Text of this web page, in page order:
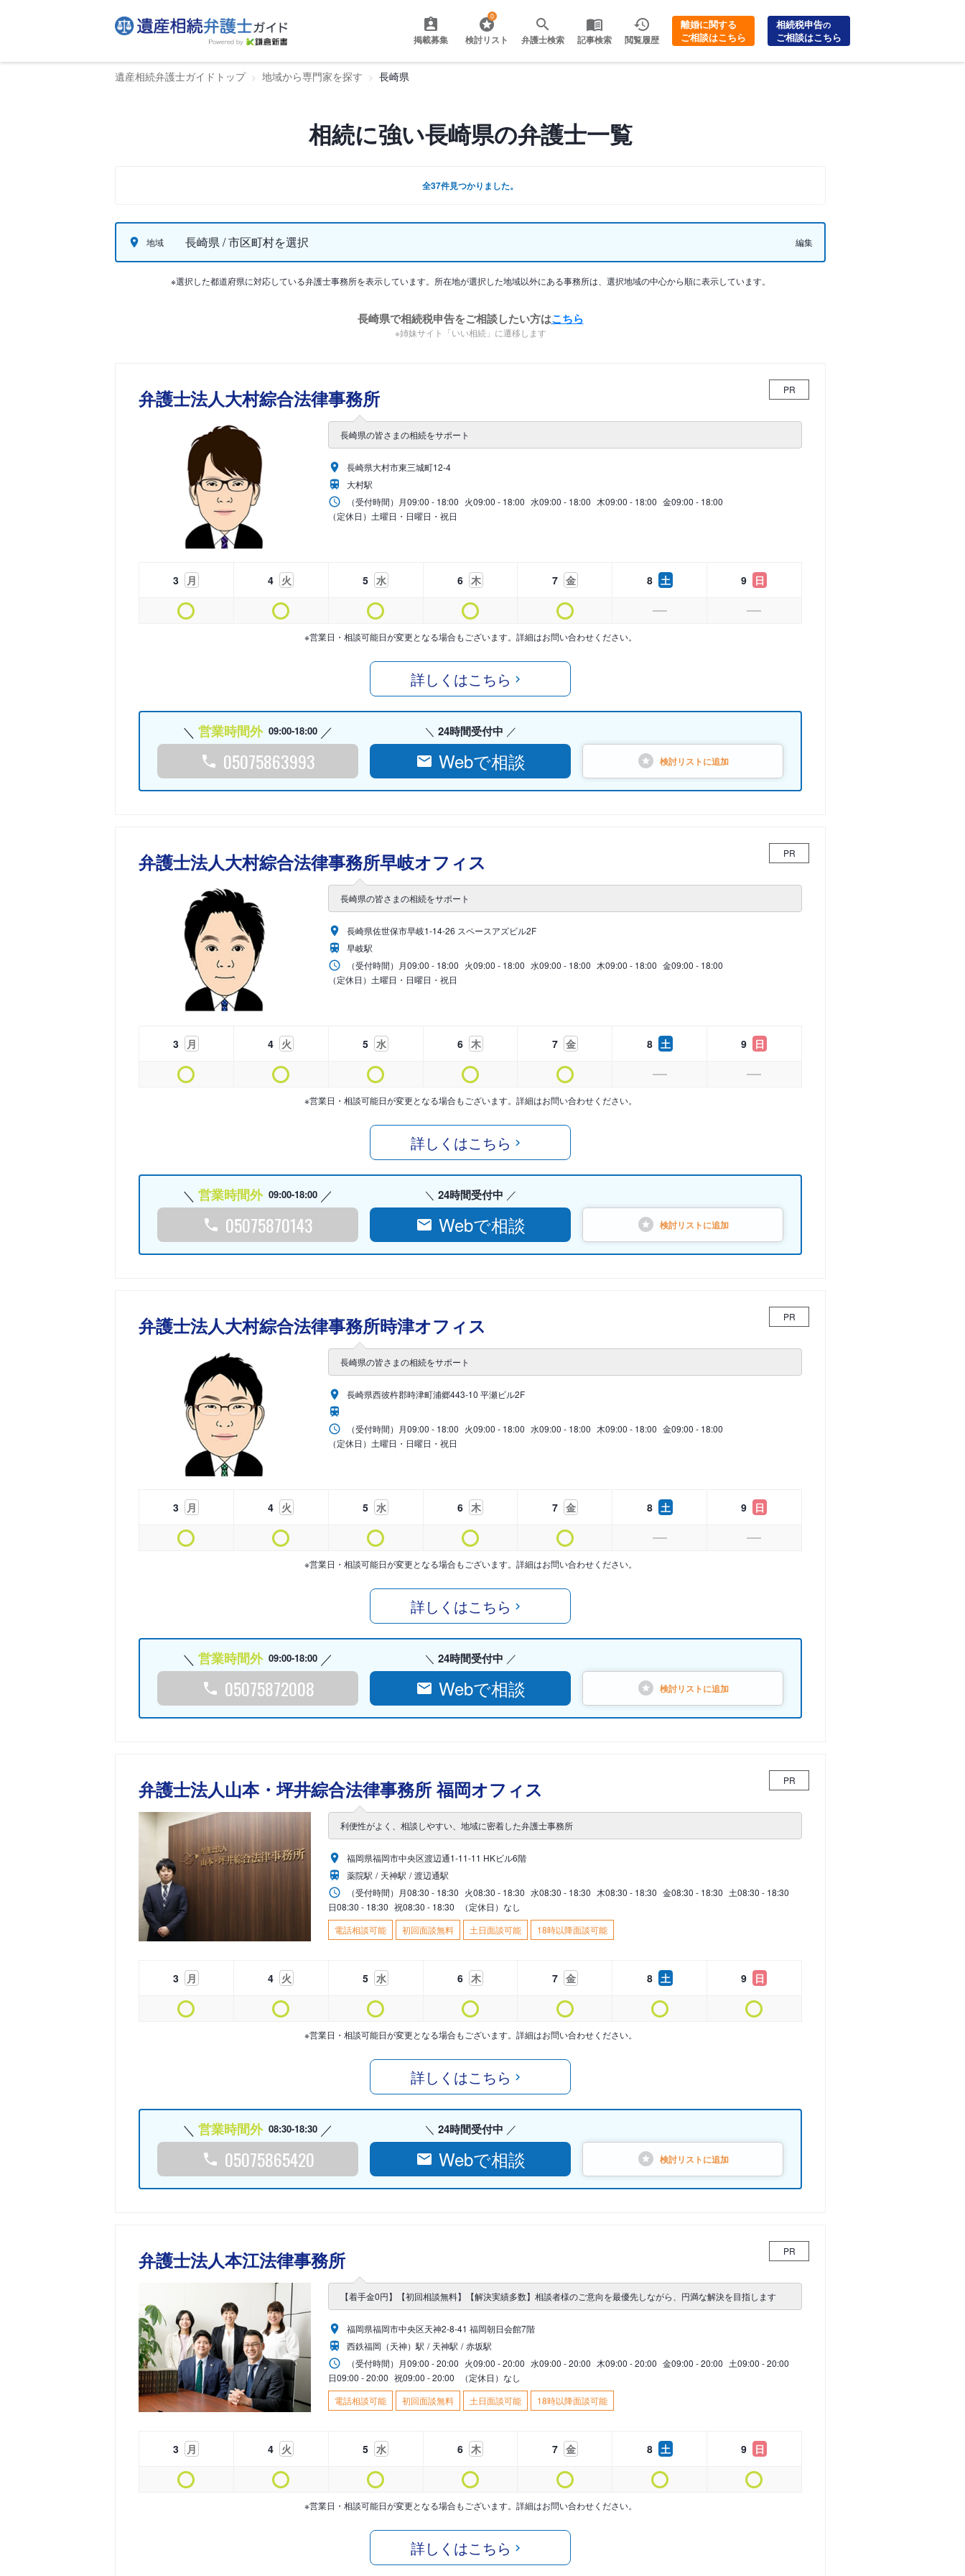
掲載募集
0
検討リスト 弁護士検索 記事検索 閲覧履歴
離婚に関する
ご相談はこちら
相続税申告の
ご相談はこちら
遺産相続弁護士ガイドトップ 地域から専門家を探す 長崎県
相続に強い長崎県の弁護士一覧
全37件見つかりました。
地域 長崎県 / 市区町村を選択 編集
※選択した都道府県に対応している弁護士事務所を表示しています。所在地が選択した地域以外にある事務所は、選択地域の中心から順に表示しています。
長崎県で相続税申告をご相談したい方はこちら
※姉妹サイト「いい相続」に遷移します
弁護士法人大村綜合法律事務所 PR
長崎県の皆さまの相続をサポート
長崎県大村市東三城町12-4
大村駅
（受付時間） 月09:00 - 18:00 火09:00 - 18:00 水09:00 - 18:00 木09:00 - 18:00 金09:00 - 18:00
（定休日）土曜日・日曜日・祝日
3 月 4 火 5 水 6 木 7 金 8 土 9 日
※営業日・相談可能日が変更となる場合もございます。詳細はお問い合わせください。
詳しくはこちら
営業時間外 09:00-18:00
05075863993
24時間受付中
Webで相談 検討リストに追加
弁護士法人大村綜合法律事務所早岐オフィス PR
長崎県の皆さまの相続をサポート
長崎県佐世保市早岐1-14-26 スペースアズビル2F
早岐駅
（受付時間） 月09:00 - 18:00 火09:00 - 18:00 水09:00 - 18:00 木09:00 - 18:00 金09:00 - 18:00
（定休日）土曜日・日曜日・祝日
3 月 4 火 5 水 6 木 7 金 8 土 9 日
※営業日・相談可能日が変更となる場合もございます。詳細はお問い合わせください。
詳しくはこちら
営業時間外 09:00-18:00
05075870143
24時間受付中
Webで相談 検討リストに追加
弁護士法人大村綜合法律事務所時津オフィス PR
長崎県の皆さまの相続をサポート
長崎県西彼杵郡時津町浦郷443-10 平瀬ビル2F
（受付時間） 月09:00 - 18:00 火09:00 - 18:00 水09:00 - 18:00 木09:00 - 18:00 金09:00 - 18:00
（定休日）土曜日・日曜日・祝日
3 月 4 火 5 水 6 木 7 金 8 土 9 日
※営業日・相談可能日が変更となる場合もございます。詳細はお問い合わせください。
詳しくはこちら
営業時間外 09:00-18:00
05075872008
24時間受付中
Webで相談 検討リストに追加
弁護士法人山本・坪井綜合法律事務所 福岡オフィス PR
利便性がよく、相談しやすい、地域に密着した弁護士事務所
福岡県福岡市中央区渡辺通1-11-11 HKビル6階
薬院駅
天神駅
渡辺通駅
（受付時間） 月08:30 - 18:30 火08:30 - 18:30 水08:30 - 18:30 木08:30 - 18:30 金08:30 - 18:30 土08:30 - 18:30
日08:30 - 18:30 祝08:30 - 18:30
（定休日）なし
電話相談可能
初回面談無料 土日面談可能 18時以降面談可能
3 月 4 火 5 水 6 木 7 金 8 土 9 日
※営業日・相談可能日が変更となる場合もございます。詳細はお問い合わせください。
詳しくはこちら
営業時間外 08:30-18:30
05075865420
24時間受付中
Webで相談 検討リストに追加
弁護士法人本江法律事務所 PR
【着手金0円】【初回相談無料】【解決実績多数】相談者様のご意向を最優先しながら、円満な解決を目指します
福岡県福岡市中央区天神2-8-41 福岡朝日会館7階
西鉄福岡（天神）駅
天神駅
赤坂駅
（受付時間） 月09:00 - 20:00 火09:00 - 20:00 水09:00 - 20:00 木09:00 - 20:00 金09:00 - 20:00 土09:00 - 20:00
日09:00 - 20:00 祝09:00 - 20:00
（定休日）なし
電話相談可能
初回面談無料 土日面談可能 18時以降面談可能
3 月 4 火 5 水 6 木 7 金 8 土 9 日
※営業日・相談可能日が変更となる場合もございます。詳細はお問い合わせください。
詳しくはこちら